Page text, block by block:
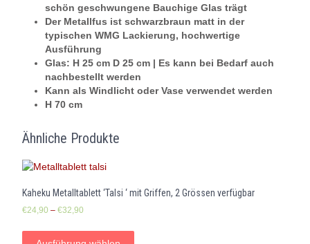
schön geschwungene Bauchige Glas trägt
Der Metallfus ist schwarzbraun matt in der
typischen WMG Lackierung, hochwertige
Ausführung
Glas: H 25 cm D 25 cm | Es kann bei Bedarf auch
nachbestellt werden
Kann als Windlicht oder Vase verwendet werden
H 70 cm
Ähnliche Produkte
Kaheku Metalltablett ‘Talsi ‘ mit Griffen, 2 Grössen verfügbar
€24,90 – €32,90